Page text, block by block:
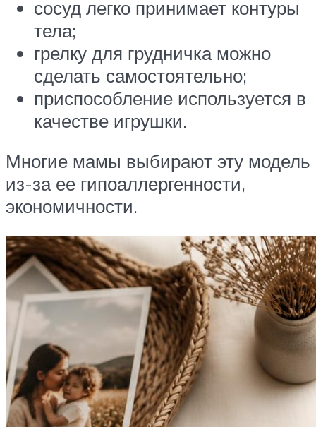
сосуд легко принимает контуры
тела;
грелку для грудничка можно
сделать самостоятельно;
приспособление используется в
качестве игрушки.
Многие мамы выбирают эту модель
из-за ее гипоаллергенности,
экономичности.